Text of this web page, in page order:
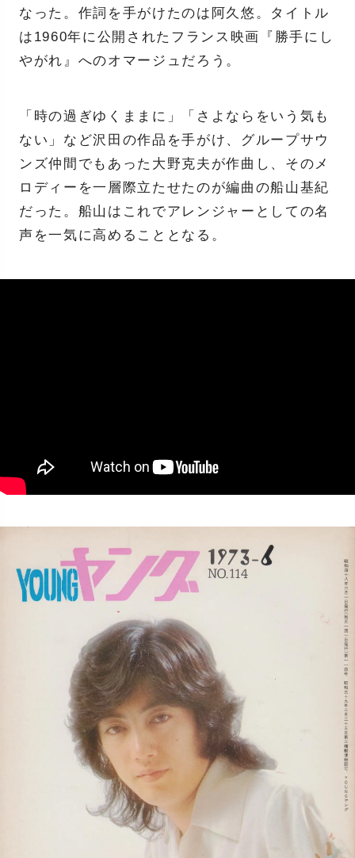
なった。作詞を手がけたのは阿久悠。タイトル
は1960年に公開されたフランス映画『勝手にし
やがれ』へのオマージュだろう。
「時の過ぎゆくままに」「さよならをいう気も
ない」など沢田の作品を手がけ、グループサウ
ンズ仲間でもあった大野克夫が作曲し、そのメ
ロディーを一層際立たせたのが編曲の船山基紀
だった。船山はこれでアレンジャーとしての名
声を一気に高めることとなる。